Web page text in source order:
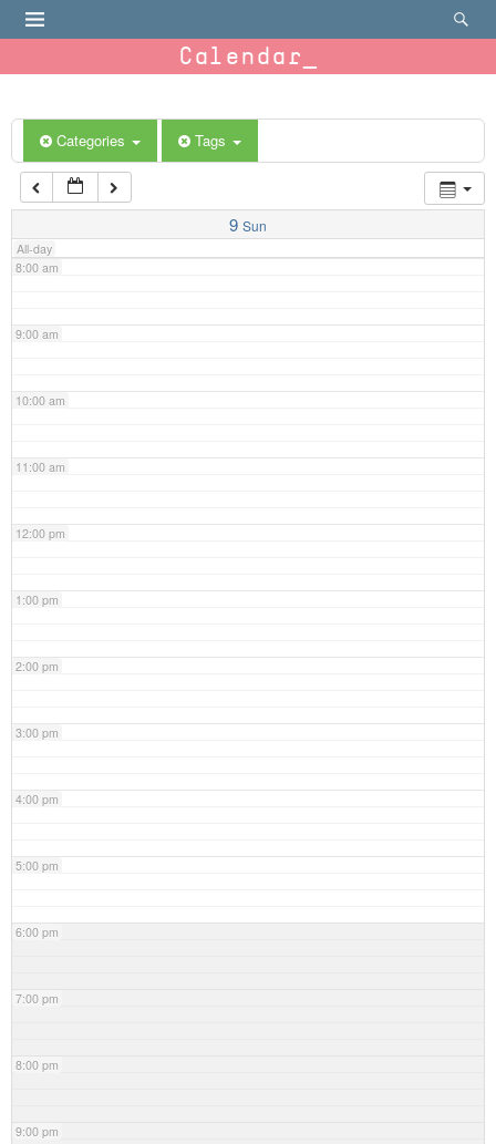
Calendar
Categories Tags
9 Sun
All-day
6:00 am
7:00 am
8:00 am
9:00 am
10:00 am
11:00 am
12:00 pm
1:00 pm
2:00 pm
3:00 pm
4:00 pm
5:00 pm
6:00 pm
7:00 pm
8:00 pm
9:00 pm